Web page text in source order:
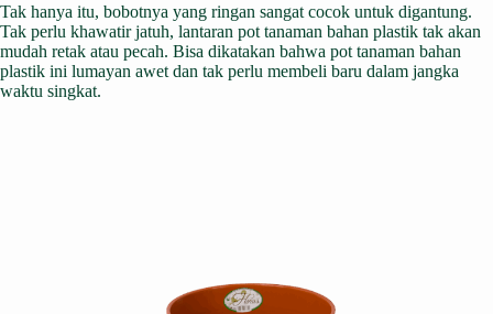
Tak hanya itu, bobotnya yang ringan sangat cocok untuk digantung.
Tak perlu khawatir jatuh, lantaran pot tanaman bahan plastik tak akan
mudah retak atau pecah. Bisa dikatakan bahwa pot tanaman bahan
plastik ini lumayan awet dan tak perlu membeli baru dalam jangka
waktu singkat.